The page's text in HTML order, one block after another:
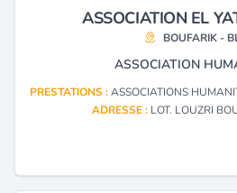
ASSOCIATION EL
BOUFARIK -
ASSOCIATION
PRESTATIONS :ASSOCIATIONS
ADRESSE : LOT. LOUZRI